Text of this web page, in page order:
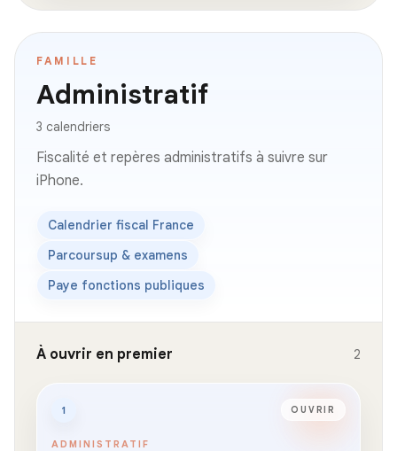
FAMILLE
Administratif
3 calendriers
Fiscalité et repères administratifs à suivre sur
iPhone.
Calendrier fiscal France
Parcoursup & examens
Paye fonctions publiques
À ouvrir en premier 2
1 OUVRIR
ADMINISTRATIF